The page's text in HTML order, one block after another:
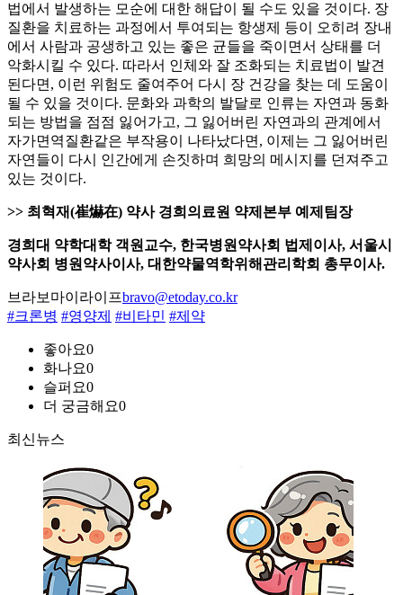
법에서 발생하는 모순에 대한 해답이 될 수도 있을 것이다. 장
질환을 치료하는 과정에서 투여되는 항생제 등이 오히려 장내
에서 사람과 공생하고 있는 좋은 균들을 죽이면서 상태를 더
악화시킬 수 있다. 따라서 인체와 잘 조화되는 치료법이 발견
된다면, 이런 위험도 줄여주어 다시 장 건강을 찾는 데 도움이
될 수 있을 것이다. 문화와 과학의 발달로 인류는 자연과 동화
되는 방법을 점점 잃어가고, 그 잃어버린 자연과의 관계에서
자가면역질환같은 부작용이 나타났다면, 이제는 그 잃어버린
자연들이 다시 인간에게 손짓하며 희망의 메시지를 던져주고
있는 것이다.
>> 최혁재(崔爀在) 약사 경희의료원 약제본부 예제팀장
경희대 약학대학 객원교수, 한국병원약사회 법제이사, 서울시
약사회 병원약사이사, 대한약물역학위해관리학회 총무이사.
브라보마이라이프bravo@etoday.co.kr
#크론병 #영양제 #비타민 #제약
좋아요0
화나요0
슬퍼요0
더 궁금해요0
최신뉴스